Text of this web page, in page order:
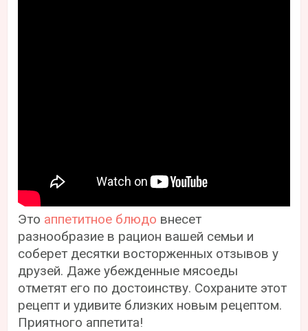
Это аппетитное блюдо внесет
разнообразие в рацион вашей семьи и
соберет десятки восторженных отзывов у
друзей. Даже убежденные мясоеды
отметят его по достоинству. Сохраните этот
рецепт и удивите близких новым рецептом.
Приятного аппетита!